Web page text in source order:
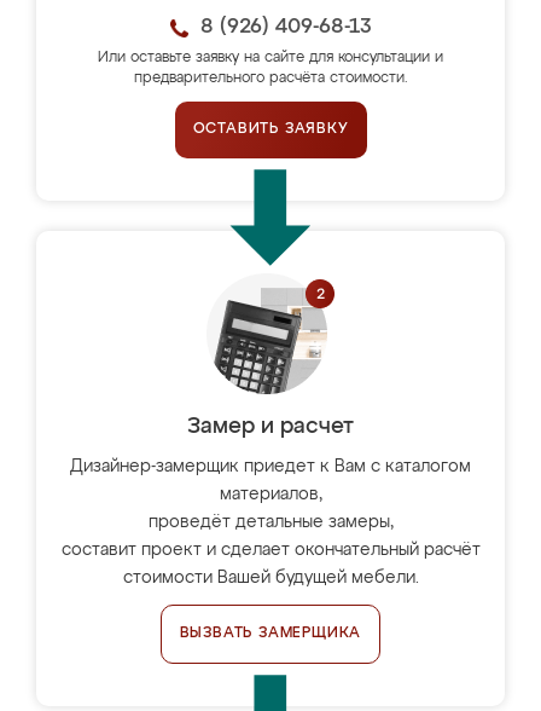
8 (926) 409-68-13
Или оставьте заявку на сайте для консультации и
предварительного расчёта стоимости.
ОСТАВИТЬ ЗАЯВКУ
Замер и расчет
Дизайнер-замерщик приедет к Вам с каталогом
материалов,
проведёт детальные замеры,
составит проект и сделает окончательный расчёт
стоимости Вашей будущей мебели.
ВЫЗВАТЬ ЗАМЕРЩИКА